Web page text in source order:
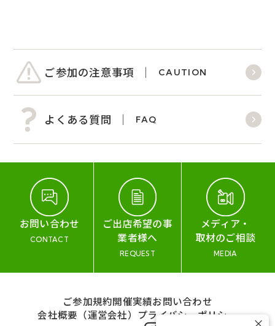
ご参加の注意事項 CAUTION
よくある質問 FAQ
お問い合わせ
CONTACT
ご出店希望の事
業者様へ
REQUEST
メディア・
取材のご相談
MEDIA
ご参加規約開催実績お問い合わせ
会社概要（運営会社） プライバシーポリシー